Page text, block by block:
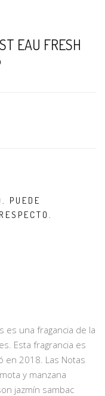
EAU FRESH
PUEDE
es una fragancia de la
Esta fragrancia es
en 2018. Las Notas
y manzana
jazmín sambac